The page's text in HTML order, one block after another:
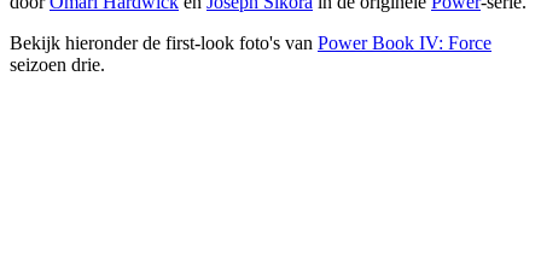
Bekijk hieronder de first-look foto's van Power Book IV: Force
seizoen drie.